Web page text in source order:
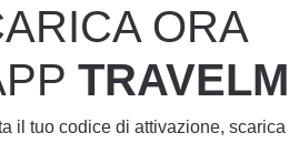
ORA
il tuo codice di attivazione, scarica